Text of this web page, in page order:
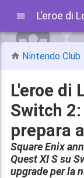
Nintendo Club
L'eroe di
Switch 2:
prepara
Square Enix
Quest XI S su
upgrade per la